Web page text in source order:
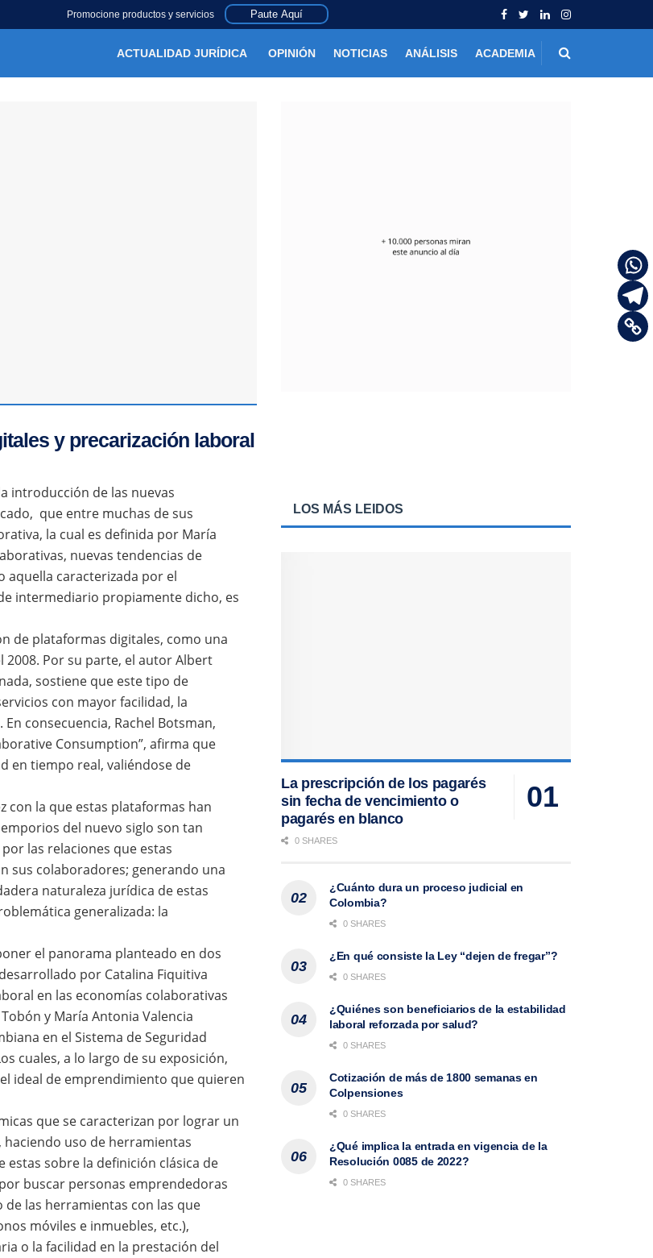
Promocione productos y servicios Paute Aquí
ACTUALIDAD JURÍDICA OPINIÓN NOTICIAS ANÁLISIS ACADEMIA
y precarización laboral
introducción de las nuevas
que entre muchas de sus
la cual es definida por María
nuevas tendencias de
aquella caracterizada por el
intermediario propiamente dicho, es
de plataformas digitales, como una
Por su parte, el autor Albert
sostiene que este tipo de
con mayor facilidad, la
consecuencia, Rachel Botsman,
Consumption”, afirma que
en tiempo real, valiéndose de
con la que estas plataformas han
del nuevo siglo son tan
las relaciones que estas
sus colaboradores; generando una
naturaleza jurídica de estas
generalizada: la
el panorama planteado en dos
por Catalina Fiquitiva
en las economías colaborativas
y María Antonia Valencia
en el Sistema de Seguridad
cuales, a lo largo de su exposición,
ideal de emprendimiento que quieren
que se caracterizan por lograr un
uso de herramientas
sobre la definición clásica de
buscar personas emprendedoras
las herramientas con las que
móviles e inmuebles, etc.),
o la facilidad en la prestación del
LOS MÁS LEIDOS
La prescripción de los pagarés
sin fecha de vencimiento o
pagarés en blanco
0 SHARES
¿Cuánto dura un proceso judicial en
Colombia?
0 SHARES
¿En qué consiste la Ley “dejen de fregar”?
0 SHARES
¿Quiénes son beneficiarios de la estabilidad
laboral reforzada por salud?
0 SHARES
Cotización de más de 1800 semanas en
Colpensiones
0 SHARES
¿Qué implica la entrada en vigencia de la
Resolución 0085 de 2022?
0 SHARES